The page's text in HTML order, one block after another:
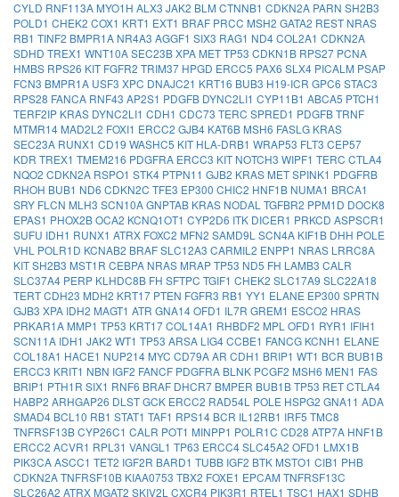
CYLD RNF113A MYO1H ALX3 JAK2 BLM CTNNB1 CDKN2A PARN SH2B3
POLD1 CHEK2 COX1 KRT1 EXT1 BRAF PRCC MSH2 GATA2 REST NRAS
RB1 TINF2 BMPR1A NR4A3 AGGF1 SIX3 RAG1 ND4COL2A1 CDKN2A
SDHD TREX1 WNT10ASEC23BXPA METTP53 CDKN1B RPS27 PCNA
HMBS RPS26 KIT FGFR2 TRIM37 HPGD ERCC5 PAX6 SLX4 PICALM PSAP
FCN3 BMPR1A USF3 XPC DNAJC21 KRT16 BUB3 H19-ICR GPC6 STAC3
RPS28 FANCA RNF43 AP2S1 PDGFB DYNC2LI1 CYP11B1 ABCA5 PTCH1
TERF2IP KRAS DYNC2LI1 CDH1 CDC73 TERC SPRED1 PDGFBTRNF
MTMR14 MAD2L2 FOXI1 ERCC2 GJB4 KAT6B MSH6 FASLG KRAS
SEC23A RUNX1 CD19 WASHC5 KIT HLA-DRB1 WRAP53 FLT3 CEP57
KDR TREX1 TMEM216 PDGFRA ERCC3 KIT NOTCH3 WIPF1 TERC CTLA4
NQO2 CDKN2A RSPO1 STK4 PTPN11 GJB2 KRAS METSPINK1 PDGFRB
RHOH BUB1 ND6 CDKN2C TFE3 EP300 CHIC2 HNF1B NUMA1 BRCA1
SRY FLCN MLH3 SCN10AGNPTAB KRAS NODAL TGFBR2 PPM1D DOCK8
EPAS1 PHOX2BOCA2 KCNQ1OT1 CYP2D6 ITK DICER1 PRKCD ASPSCR1
SUFU IDH1 RUNX1 ATRX FOXC2 MFN2 SAMD9L SCN4A KIF1B DHH POLE
VHL POLR1D KCNAB2 BRAFSLC12A3 CARMIL2 ENPP1 NRAS LRRC8A
KITSH2B3 MST1R CEBPA NRAS MRAPTP53 ND5 FH LAMB3 CALR
SLC37A4 PERP KLHDC8B FH SFTPC TGIF1 CHEK2 SLC17A9 SLC22A18
TERTCDH23 MDH2 KRT17 PTEN FGFR3 RB1 YY1 ELANE EP300 SPRTN
GJB3 XPA IDH2 MAGT1 ATR GNA14OFD1 IL7R GREM1 ESCO2 HRAS
PRKAR1A MMP1 TP53 KRT17COL14A1 RHBDF2 MPL OFD1 RYR1 IFIH1
SCN11A IDH1 JAK2 WT1 TP53 ARSA LIG4CCBE1 FANCG KCNH1 ELANE
COL18A1 HACE1 NUP214 MYC CD79AAR CDH1 BRIP1 WT1 BCR BUB1B
ERCC3 KRIT1 NBN IGF2 FANCF PDGFRA BLNK PCGF2 MSH6 MEN1 FAS
BRIP1 PTH1R SIX1 RNF6 BRAF DHCR7 BMPER BUB1BTP53 RETCTLA4
HABP2 ARHGAP26 DLSTGCK ERCC2 RAD54L POLE HSPG2 GNA11 ADA
SMAD4 BCL10 RB1 STAT1 TAF1 RPS14 BCR IL12RB1 IRF5 TMC8
TNFRSF13BCYP26C1 CALR POT1 MINPP1 POLR1C CD28 ATP7A HNF1B
ERCC2 ACVR1 RPL31 VANGL1 TP63 ERCC4SLC45A2 OFD1 LMX1B
PIK3CAASCC1 TET2 IGF2R BARD1 TUBB IGF2 BTK MSTO1 CIB1 PHB
CDKN2ATNFRSF10B KIAA0753 TBX2 FOXE1 EPCAM TNFRSF13C
SLC26A2 ATRX MGAT2 SKIV2L CXCR4 PIK3R1 RTEL1 TSC1 HAX1 SDHB